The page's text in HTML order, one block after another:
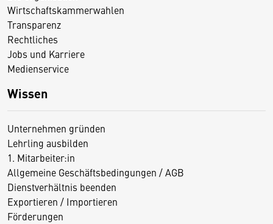
Wirtschaftskammerwahlen
Transparenz
Rechtliches
Jobs und Karriere
Medienservice
Wissen
Unternehmen gründen
Lehrling ausbilden
1. Mitarbeiter:in
Allgemeine Geschäftsbedingungen / AGB
Dienstverhältnis beenden
Exportieren / Importieren
Förderungen